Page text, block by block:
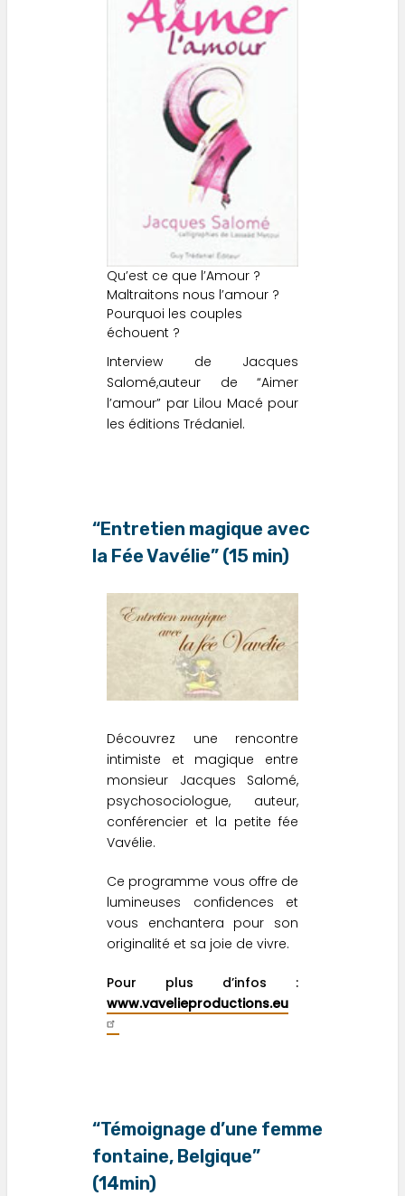
Qu’est ce que l’Amour ?
Maltraitons nous l’amour ?
Pourquoi les couples
échouent ?
Interview de Jacques
Salomé,auteur de “Aimer
l’amour” par Lilou Macé pour
les éditions Trédaniel.
“Entretien magique avec
la Fée Vavélie” (15 min)
Découvrez une rencontre
intimiste et magique entre
monsieur Jacques Salomé,
psychosociologue, auteur,
conférencier et la petite fée
Vavélie.
Ce programme vous offre de
lumineuses confidences et
vous enchantera pour son
originalité et sa joie de vivre.
Pour plus d’infos :
www.vavelieproductions.eu
“Témoignage d’une femme
fontaine, Belgique”
(14min)